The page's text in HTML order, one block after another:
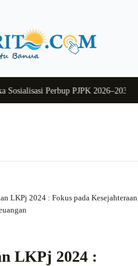
Perbup PJPK 2026–2030
LKPj 2024 : Fokus pada Kesejahteraan
LKPj 2024 :